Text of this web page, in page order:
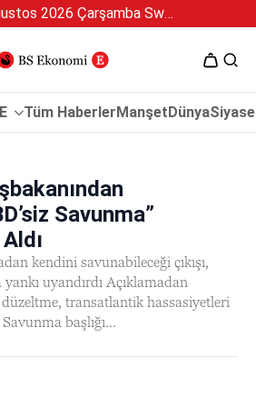
5 Ağustos 2026 Çarşamba Swan Özel 2
Tüm HaberlerManşetDünya
Savunma”
kendini savunabileceği çıkışı,
uyandırdı Açıklamadan
transatlantik hassasiyetleri
başlığı...